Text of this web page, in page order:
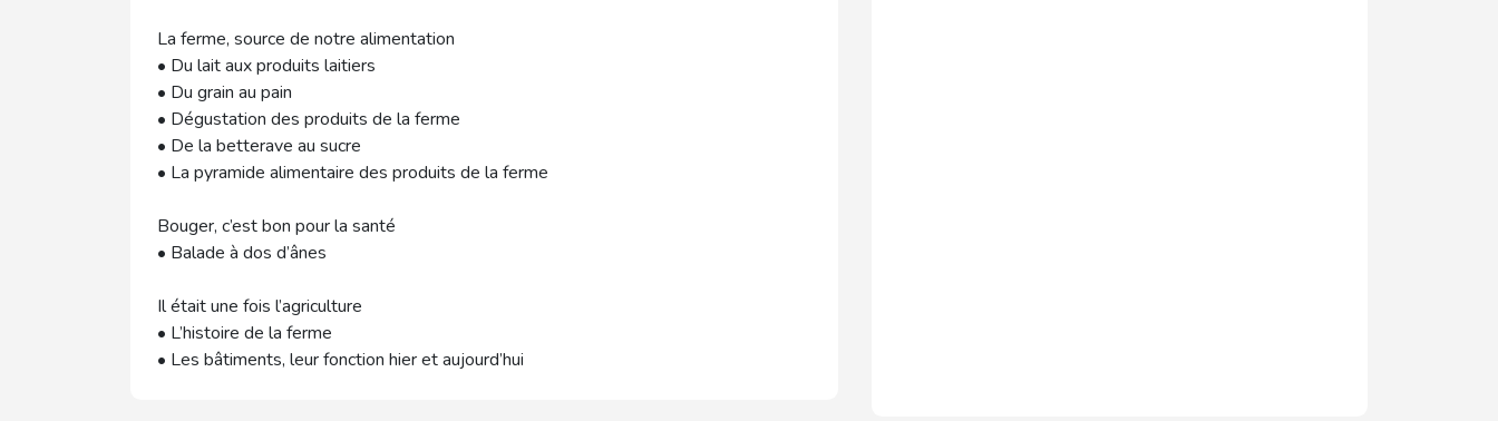
La ferme, source de notre alimentation
• Du lait aux produits laitiers
• Du grain au pain
• Dégustation des produits de la ferme
• De la betterave au sucre
• La pyramide alimentaire des produits de la ferme
Bouger, c’est bon pour la santé
• Balade à dos d’ânes
Il était une fois l’agriculture
• L’histoire de la ferme
• Les bâtiments, leur fonction hier et aujourd’hui